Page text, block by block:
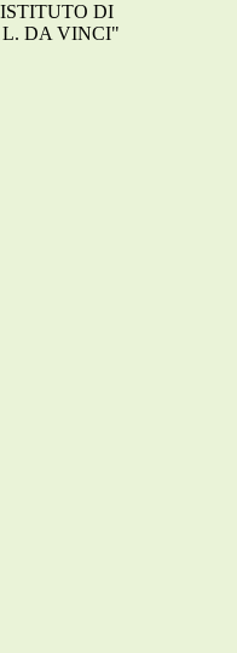
DI
L. DA VINCI"